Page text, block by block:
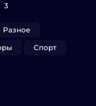
3
Разное
Спорт